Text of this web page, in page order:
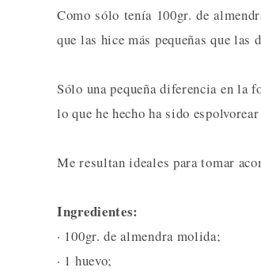
Como sólo tenía 100gr. de
que las hice más pequeñas que las
Sólo una pequeña diferencia en la
lo que he hecho ha sido
Me resultan ideales para tomar
Ingredientes:
· 100gr. de almendra molida;
· 1 huevo;